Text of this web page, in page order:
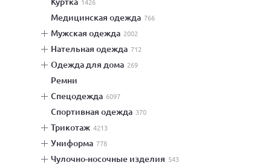
медицинская одежда 766
мужская одежда 2002
нательная одежда 712
одежда для дома 269
ремни
спецодежда 6097
спортивная одежда 370
трикотаж 4213
униформа 778
чулочно-носочные изделия 543